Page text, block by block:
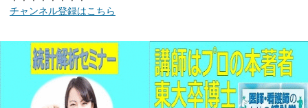
チャンネル登録はこちら